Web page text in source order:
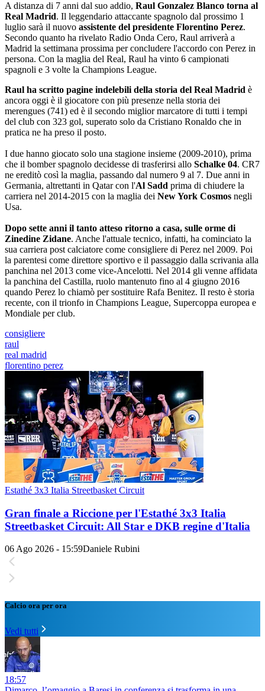
A distanza di 7 anni dal suo addio, Raul Gonzalez Blanco torna al
Real Madrid. Il leggendario attaccante spagnolo dal prossimo 1
luglio sarà il nuovo assistente del presidente Florentino Perez.
Secondo quanto ha rivelato Radio Onda Cero, Raul arriverà a
Madrid la settimana prossima per concludere l'accordo con Perez in
persona. Con la maglia del Real, Raul ha vinto 6 campionati
spagnoli e 3 volte la Champions League.
Raul ha scritto pagine indelebili della storia del Real Madrid è
ancora oggi è il giocatore con più presenze nella storia dei
merengues (741) ed è il secondo miglior marcatore di tutti i tempi
del club con 323 gol, superato solo da Cristiano Ronaldo che in
pratica ne ha preso il posto.
I due hanno giocato solo una stagione insieme (2009-2010), prima
che il bomber spagnolo decidesse di trasferirsi allo Schalke 04. CR7
ne ereditò così la maglia, passando dal numero 9 al 7. Due anni in
Germania, altrettanti in Qatar con l'Al Sadd prima di chiudere la
carriera nel 2014-2015 con la maglia dei New York Cosmos negli
Usa.
Dopo sette anni il tanto atteso ritorno a casa, sulle orme di
Zinedine Zidane. Anche l'attuale tecnico, infatti, ha cominciato la
sua carriera post calciatore come consigliere di Perez nel 2009. Poi
la parentesi come direttore sportivo e il passaggio dalla scrivania alla
panchina nel 2013 come vice-Ancelotti. Nel 2014 gli venne affidata
la panchina del Castilla, ruolo mantenuto fino al 4 giugno 2016
quando Perez lo chiamò per sostituire Rafa Benitez. Il resto è storia
recente, con il trionfo in Champions League, Supercoppa europea e
Mondiale per club.
consigliere
raul
real madrid
florentino perez
Estathé 3x3 Italia Streetbasket Circuit
Gran finale a Riccione per l'Estathé 3x3 Italia
Streetbasket Circuit: All Star e DKB regine d'Italia
06 Ago 2026 - 15:59Daniele Rubini
Calcio ora per ora
Vedi tutti
18:57